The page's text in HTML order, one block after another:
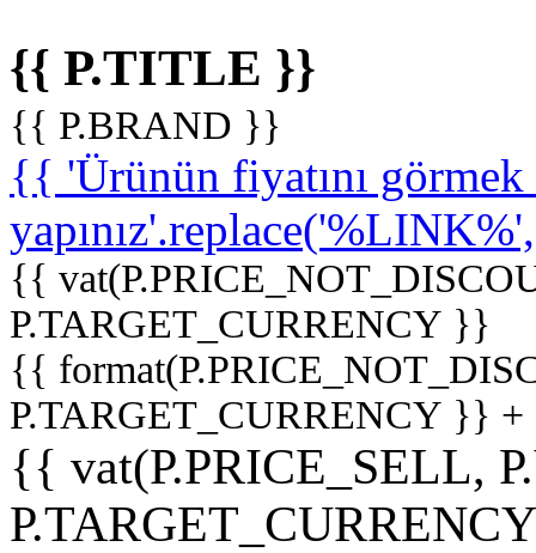
{{ P.TITLE }}
{{ P.BRAND }}
{{ 'Ürünün fiyatını
{{
P.TARGET_CURRENCY }}
{{
P.TARGET_CURRENCY }}
{{ vat(P.PRICE_SELL,